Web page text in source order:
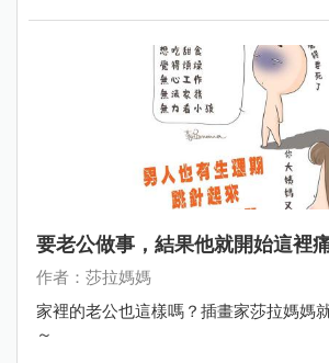
要老公做事，結果他就開始這裡
作者：莎拉媽媽
家裡的老公也這樣嗎？插畫家莎拉媽媽
～